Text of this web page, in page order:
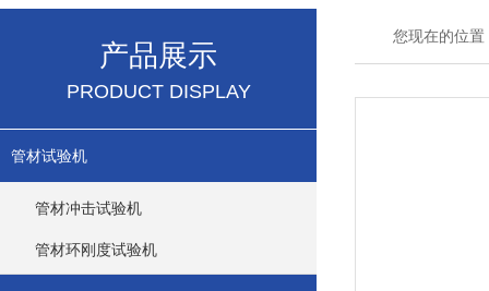
产品展示
PRODUCT DISPLAY
管材试验机
管材冲击试验机
管材环刚度试验机
您现在的位置